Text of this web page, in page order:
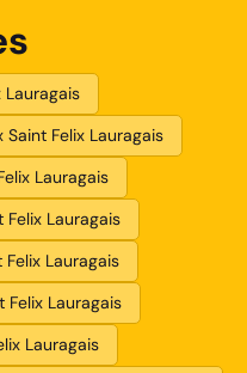
Felix Lauragais
Lauragais
Lauragais
Lauragais
Lauragais
Lauragais